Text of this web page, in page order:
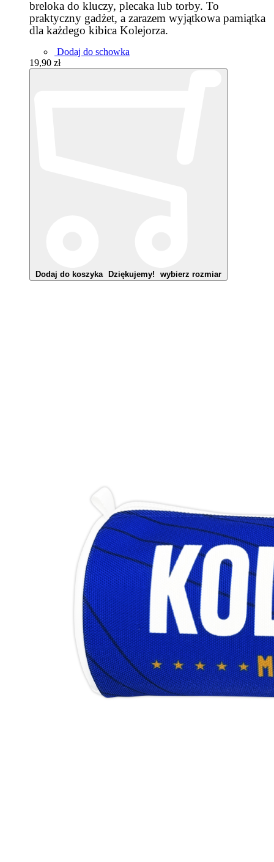
breloka do kluczy, plecaka lub torby. To
praktyczny gadżet, a zarazem wyjątkowa pamiątka
dla każdego kibica Kolejorza.
Dodaj do schowka
19,90 zł
Dodaj do koszyka Dziękujemy! wybierz rozmiar